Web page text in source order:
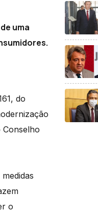
uma
do
o